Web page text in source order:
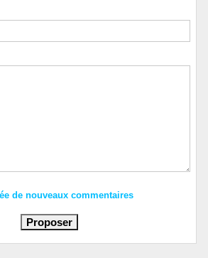
de nouveaux commentaires